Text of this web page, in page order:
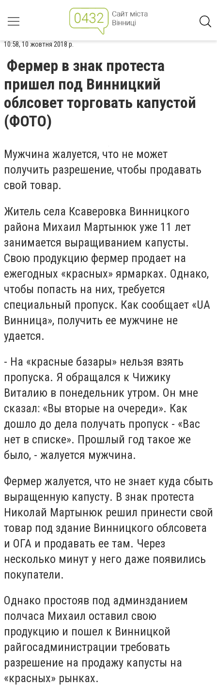
10:58, 10 жовтня 2018 р.
Фермер в знак протеста
пришел под Винницкий
облсовет торговать капустой
(ФОТО)
Мужчина жалуется, что не может
получить разрешение, чтобы продавать
свой товар.
Житель села Ксаверовка Винницкого
района Михаил Мартынюк уже 11 лет
занимается выращиванием капусты.
Свою продукцию фермер продает на
ежегодных «красных» ярмарках. Однако,
чтобы попасть на них, требуется
специальный пропуск. Как сообщает «UA
Винница», получить ее мужчине не
удается.
- На «красные базары» нельзя взять
пропуска. Я обращался к Чижику
Виталию в понедельник утром. Он мне
сказал: «Вы вторые на очереди». Как
дошло до дела получать пропуск - «Вас
нет в списке». Прошлый год такое же
было, - жалуется мужчина.
Фермер жалуется, что не знает куда сбыть
выращенную капусту. В знак протеста
Николай Мартынюк решил принести свой
товар под здание Винницкого облсовета
и ОГА и продавать ее там. Через
несколько минут у него даже появились
покупатели.
Однако простояв под админзданием
полчаса Михаил оставил свою
продукцию и пошел к Винницкой
райгосадминистрации требовать
разрешение на продажу капусты на
«красных» рынках.